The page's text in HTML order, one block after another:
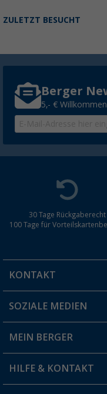
ZULETZT BESUCHT
Berger
5,- €
30 Tage Rückgaberecht
100 Tage für
KONTAKT
Du hast eine Frage?
Filiale finden
SOZIALE MEDIEN
MEIN BERGER
Vorteilskarte
HILFE & KONTAKT